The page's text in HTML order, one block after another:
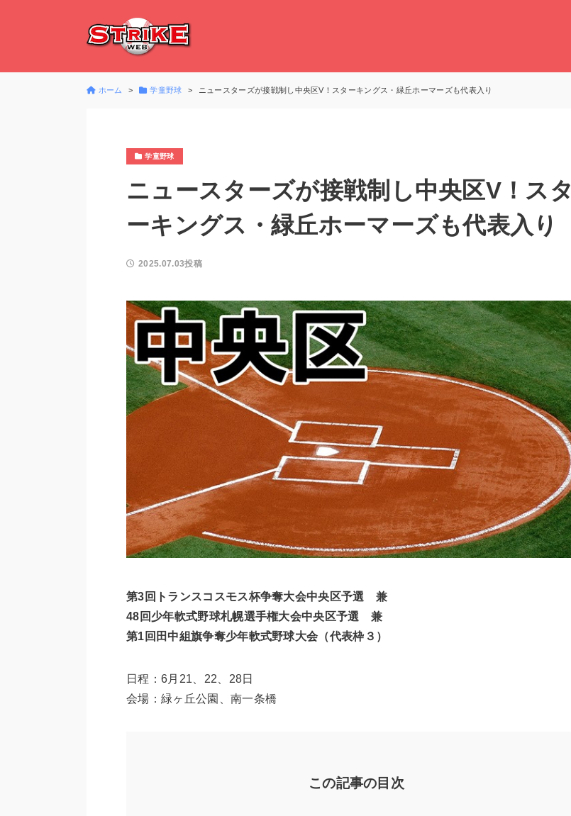
ホーム 学童野球 ニュースターズが接戦制し中央区V！スターキングス・緑丘ホーマーズも代表入り
学童野球
ニュースターズが接戦制し中央区V！スタ
ーキングス・緑丘ホーマーズも代表入り
2025.07.03投稿
第3回トランスコスモス杯争奪大会中央区予選 兼
48回少年軟式野球札幌選手権大会中央区予選 兼
第1回田中組旗争奪少年軟式野球大会（代表枠３）
日程：6月21、22、28日
会場：緑ヶ丘公園、南一条橋
この記事の目次